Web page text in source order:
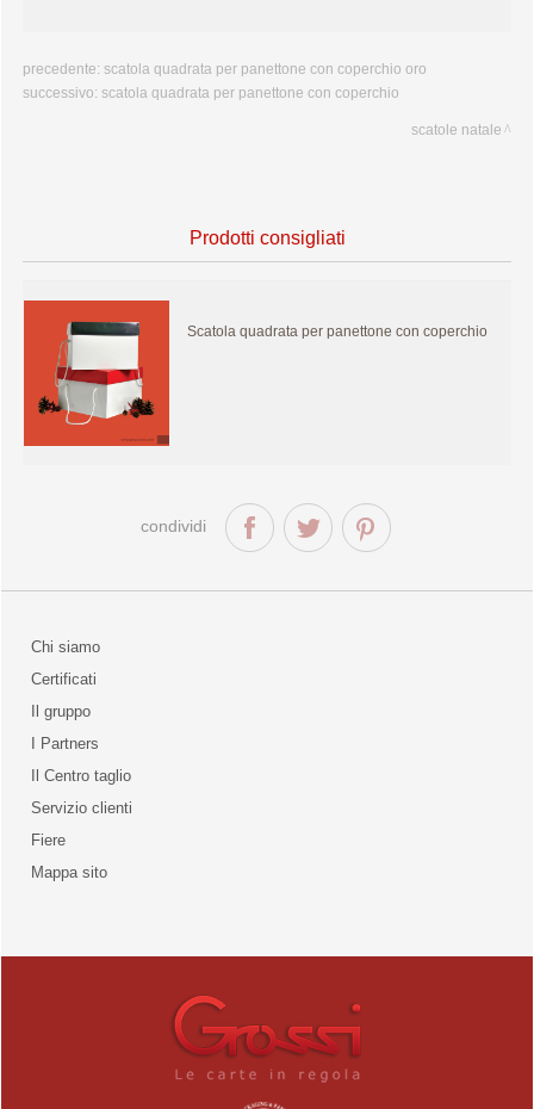
precedente: scatola quadrata per panettone con coperchio oro
successivo: scatola quadrata per panettone con coperchio
scatole natale
Prodotti consigliati
Scatola quadrata per panettone con coperchio
condividi
Chi siamo
qualità
Certificati
Il gruppo
I Partners
Il Centro taglio
Servizio clienti
Fiere
Mappa sito